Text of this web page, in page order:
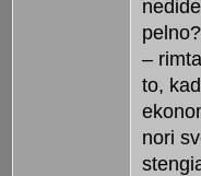
–
to,
nori